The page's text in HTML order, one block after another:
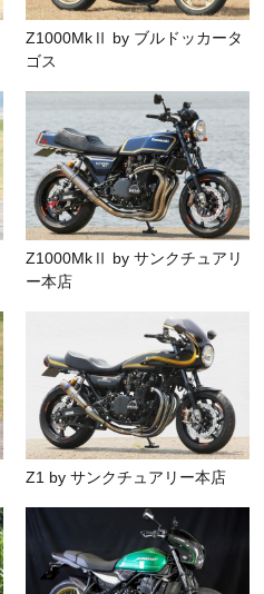
Z1000MkⅡ by ブルドッカータ
ゴス
Z1000MkⅡ by サンクチュアリ
ー本店
Z1 by サンクチュアリー本店